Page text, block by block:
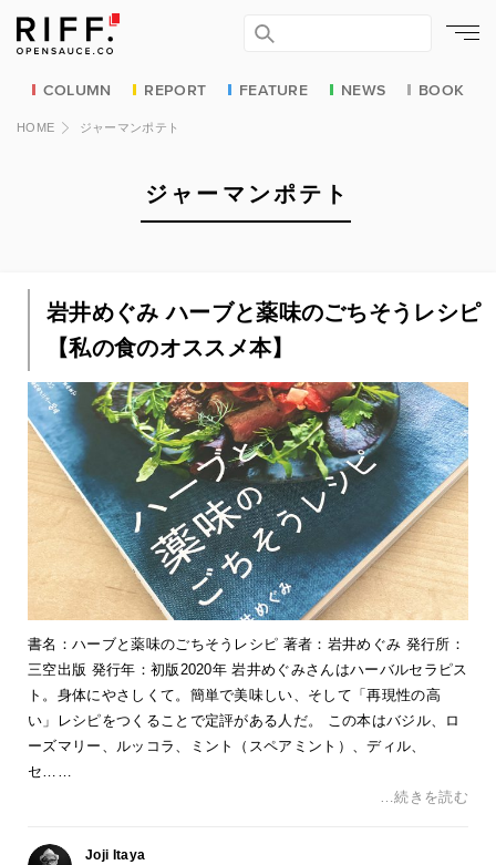
COLUMN REPORT FEATURE NEWS BOOK
HOME ジャーマンポテト
ジャーマンポテト
岩井めぐみ ハーブと薬味のごちそうレシピ
【私の食のオススメ本】
書名：ハーブと薬味のごちそうレシピ 著者：岩井めぐみ 発行所：
三空出版 発行年：初版2020年 岩井めぐみさんはハーバルセラピス
ト。身体にやさしくて。簡単で美味しい、そして「再現性の高
い」レシピをつくることで定評がある人だ。 この本はバジル、ロ
ーズマリー、ルッコラ、ミント（スペアミント）、ディル、
セ……
…続きを読む
Joji Itaya